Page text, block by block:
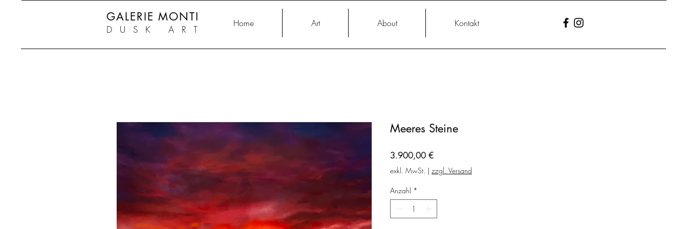
Home Art About Kontakt
GALERIE MONTI
DUSK ART
Meeres Steine
3.900,00 €Preis
exkl. MwSt. | zzgl. Versand
Anzahl *